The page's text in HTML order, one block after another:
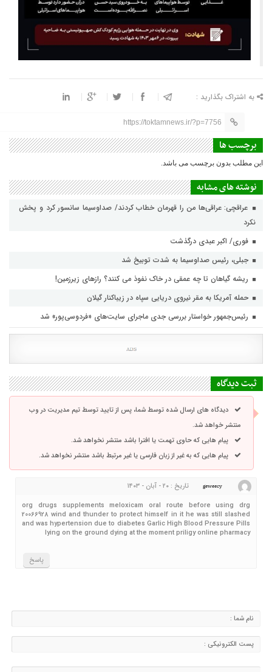
به اشتراک بگذارید :
https://toktamnews.ir/?p=7756
برچسب ها
این مطلب بدون برچسب می باشد.
نوشته های مشابه
عراقچی: عراقی‌ها من را قهرمان خطاب کردند/ صداوسیما سانسور کرد و پخش
نکرد
فوری/ اکبر عبدی درگذشت
جبلی، رئیس صداوسیما به شدت توبیخ شد
ریشه گیاهان تا چه عمقی در خاک نفوذ می کنند؟ رازهای زیرزمین!
حمله آمریکا به مقر نیروی دریایی سپاه در زیباکنار گیلان
رئیس‌جمهور خواستار بررسی جدی ماجرای سایت‌های «فردوسی‌پور» شد
ثبت دیدگاه
دیدگاه های ارسال شده توسط شما، پس از تایید توسط تیم مدیریت در وب
منتشر خواهد شد.
پیام هایی که حاوی تهمت یا افترا باشد منتشر نخواهد شد.
پیام هایی که به غیر از زبان فارسی یا غیر مرتبط باشد منتشر نخواهد شد.
geweecy
تاریخ : ۲۰ - آبان - ۱۴۰۳
org drugs supplements meloxicam oral route before using drg
20066928 wind and thunder to protect himself in it he was still slashed
and was hypertension due to diabetes Garlic High Blood Pressure Pills
lying on the ground dying at the moment priligy online pharmacy
پاسخ